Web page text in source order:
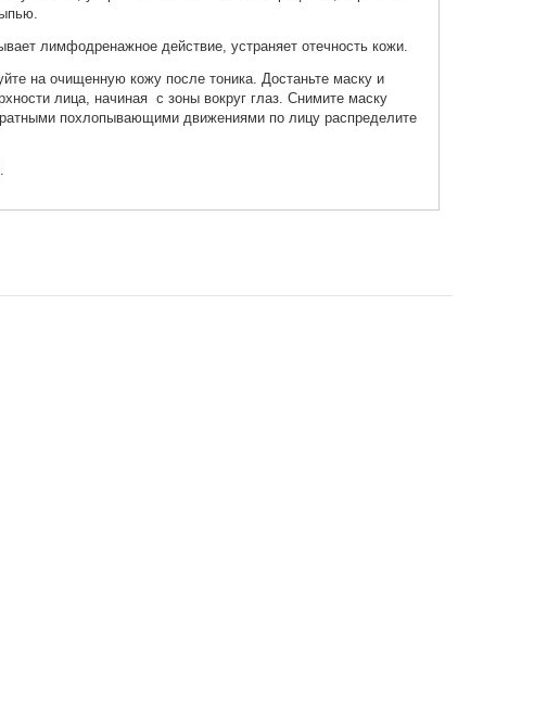
лимфодренажное действие, устраняет отечность кожи.
на очищенную кожу после тоника. Достаньте маску и
лица, начиная с зоны вокруг глаз. Снимите маску
похлопывающими движениями по лицу распределите